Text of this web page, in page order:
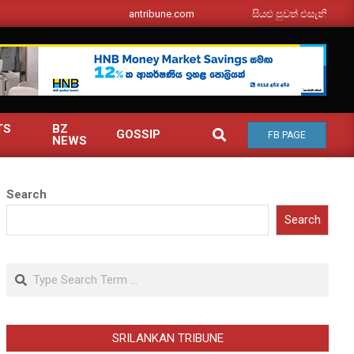
srilankantribune.com සියළු පුවත් එසැනින් ඔබ වෙත
BZ
NEWS
GOSSIP SEARCH
FB PAGE
Search
Search
Search
SRILANKAN TRIBUNE